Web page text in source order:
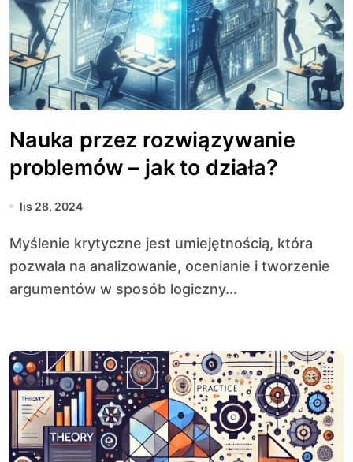
Nauka przez rozwiązywanie
problemów – jak to działa?
lis 28, 2024
Myślenie krytyczne jest umiejętnością, która
pozwala na analizowanie, ocenianie i tworzenie
argumentów w sposób logiczny...